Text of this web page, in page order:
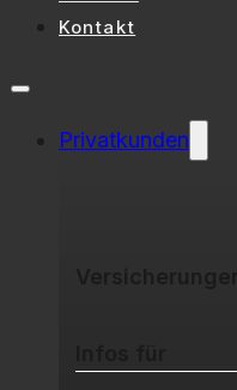
Kontakt
Privatkunden